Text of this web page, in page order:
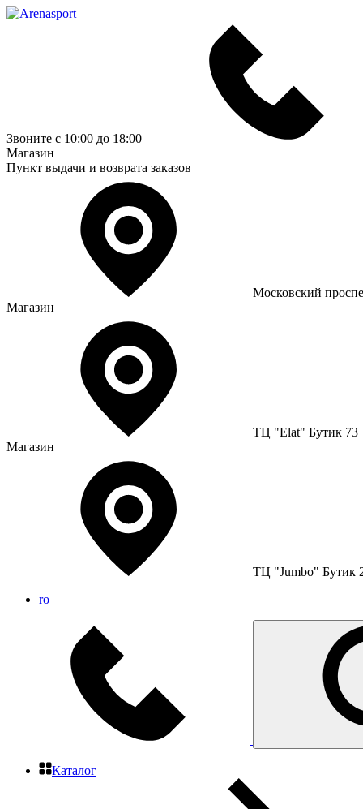
Звоните с 10:00 до 18:00
Магазин
Пункт выдачи и возврата заказов
Московский
Магазин
ТЦ "Elat" Бутик 73
Магазин
ТЦ "Jumbo" Бутик
ro
Каталог